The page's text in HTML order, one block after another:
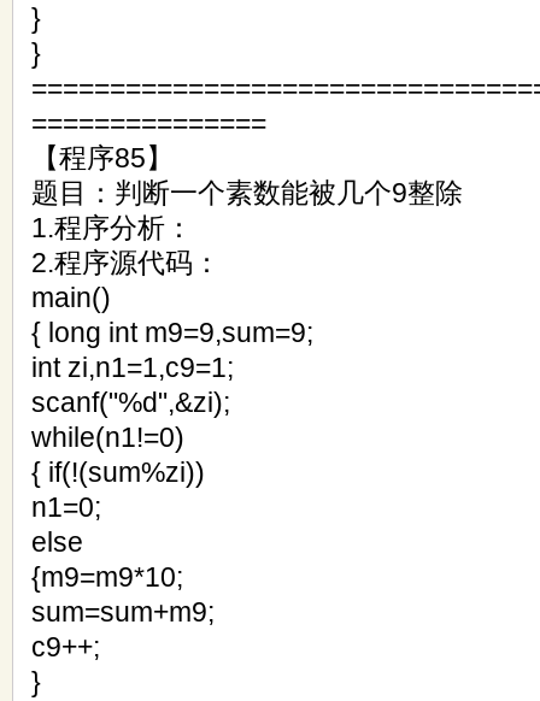
}
}
===============
【程序85】
题目：判断一个素数能被几个9整除
1.程序分析：
2.程序源代码：
main()
{ long int m9=9,sum=9;
int zi,n1=1,c9=1;
scanf("%d",&zi);
while(n1!=0)
{ if(!(sum%zi))
n1=0;
else
{m9=m9*10;
sum=sum+m9;
c9++;
}